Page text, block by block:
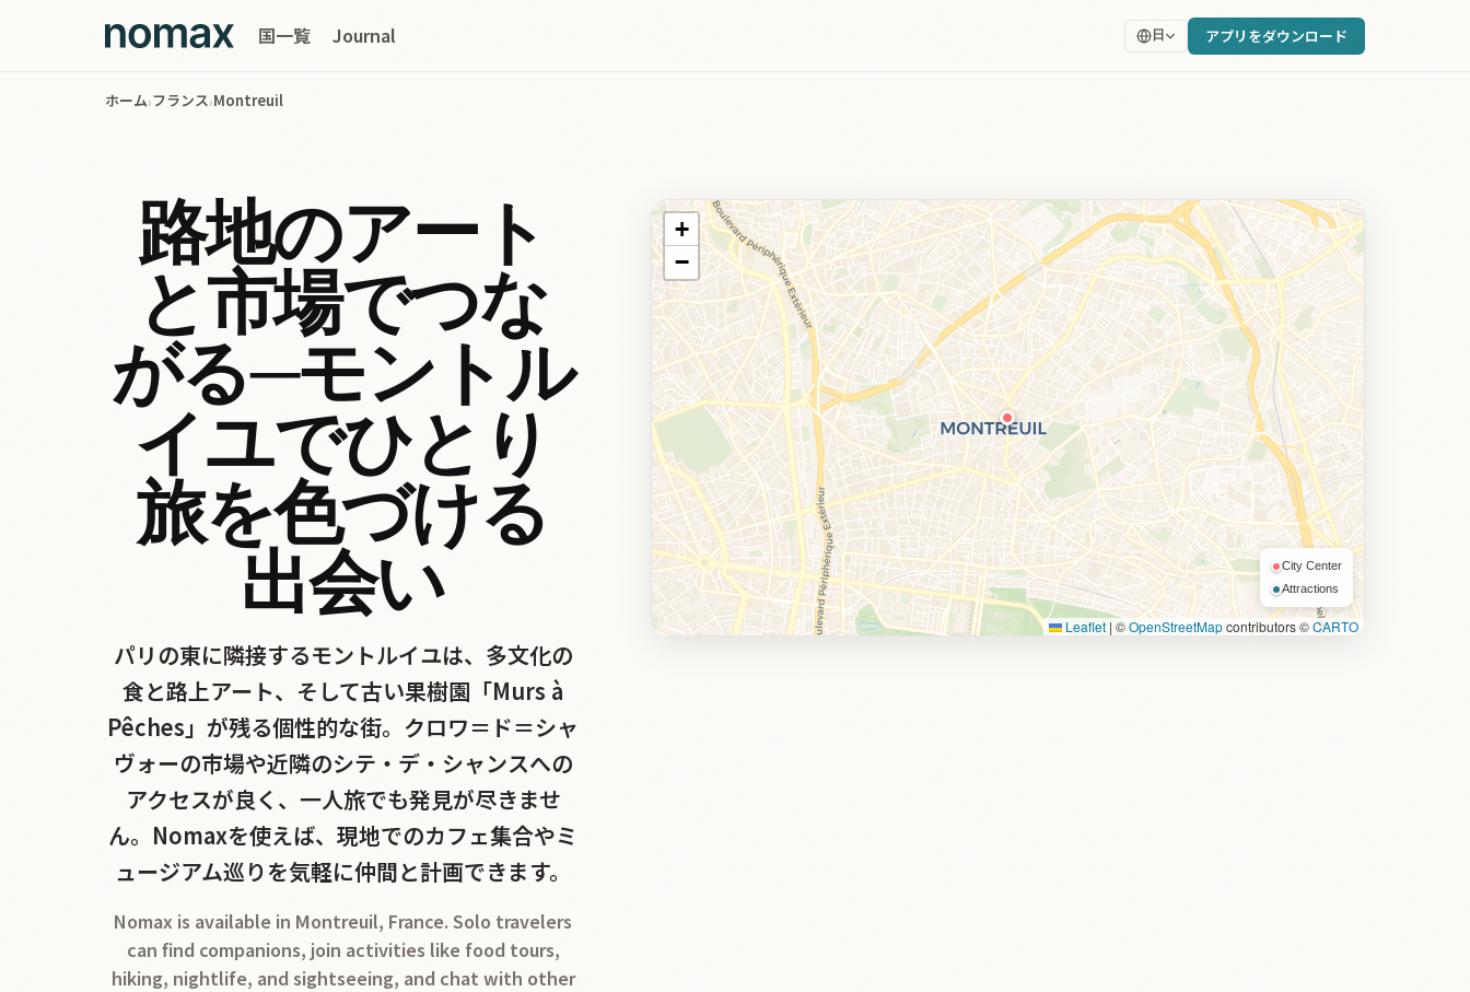
国一覧 Journal 日 アプリをダウンロード
ホーム›フランス›Montreuil
路地のアート
と市場でつな
がる─モントル
イユでひとり
旅を色づける
出会い
パリの東に隣接するモントルイユは、多文化の
食と路上アート、そして古い果樹園「Murs à
Pêches」が残る個性的な街。クロワ＝ド＝シャ
ヴォーの市場や近隣のシテ・デ・シャンスへの
アクセスが良く、一人旅でも発見が尽きませ
ん。Nomaxを使えば、現地でのカフェ集合やミ
ュージアム巡りを気軽に仲間と計画できます。
Nomax is available in Montreuil, France. Solo travelers
can find companions, join activities like food tours,
hiking, nightlife, and sightseeing, and chat with other
+
−
City Center
Attractions
Leaflet | ©OpenStreetMapcontributors ©CARTO